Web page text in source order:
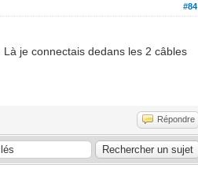
#84
je connectais dedans les 2 câbles
Répondre